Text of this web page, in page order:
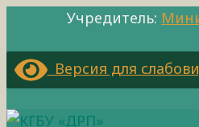
Учредитель:
Версия для